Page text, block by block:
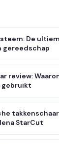
De
gereedschap
review:
gebruikt
StarCut